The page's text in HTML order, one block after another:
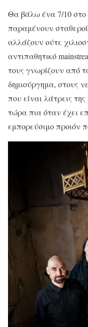
Θα βάλω ένα 7/10 στο
παραμένουν
αλλάζουν ούτε
αντιπαθητικό
τους γνωρίζουν από
δημιούργημα, στους
που είναι λάτρεις
τώρα πια όταν έχει
εμπορεύσιμο προιόν